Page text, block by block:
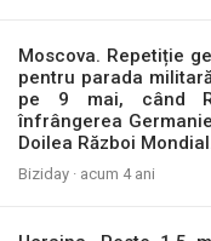
Moscova. Repetiție
pentru parada
pe 9 mai, când
înfrângerea
Doilea Război
Biziday · acum 4 ani